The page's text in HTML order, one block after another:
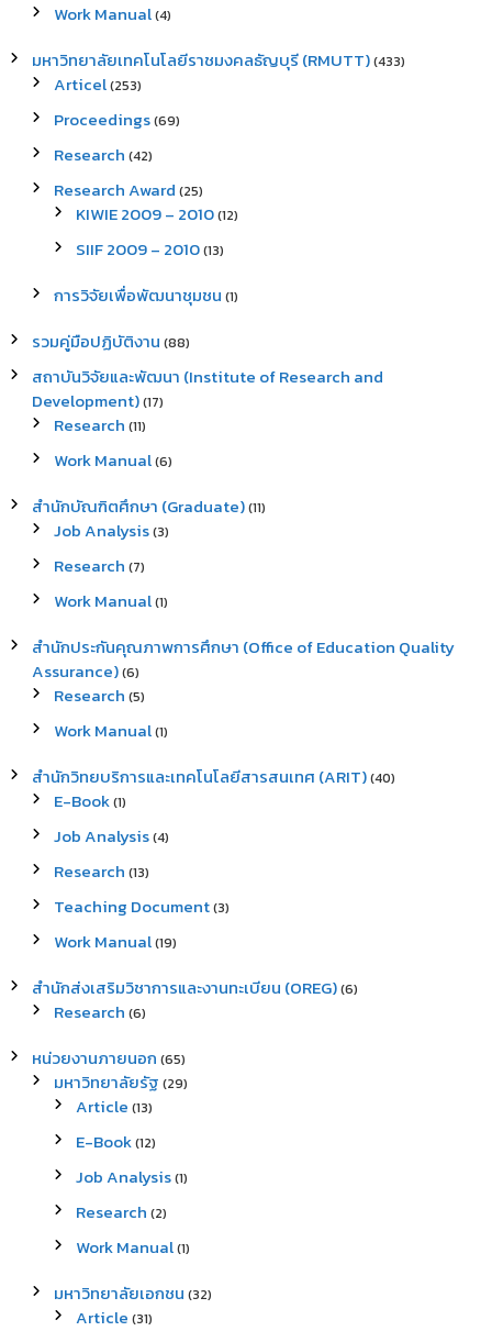
Work Manual(4)
มหาวิทยาลัยเทคโนโลยีราชมงคลธัญบุรี (RMUTT)(433)
Articel(253)
Proceedings(69)
Research (42)
Research Award (25)
KIWIE 2009 – 2010(12)
SIIF 2009 – 2010(13)
การวิจัยเพื่อพัฒนาชุมชน (1)
รวมคู่มือปฏิบัติงาน (88)
สถาบันวิจัยและพัฒนา (Institute of Research and
Development)(17)
Research (11)
Work Manual(6)
สำนักบัณฑิตศึกษา (Graduate)(11)
Job Analysis(3)
Research (7)
Work Manual(1)
สำนักประกันคุณภาพการศึกษา (Office of Education Quality
Assurance)(6)
Research (5)
Work Manual(1)
สำนักวิทยบริการและเทคโนโลยีสารสนเทศ (ARIT)(40)
E-Book(1)
Job Analysis(4)
Research (13)
Teaching Document(3)
Work Manual(19)
สำนักส่งเสริมวิชาการและงานทะเบียน (OREG)(6)
Research (6)
หน่วยงานภายนอก (65)
มหาวิทยาลัยรัฐ (29)
Article (13)
E-Book(12)
Job Analysis(1)
Research (2)
Work Manual(1)
มหาวิทยาลัยเอกชน (32)
Article (31)